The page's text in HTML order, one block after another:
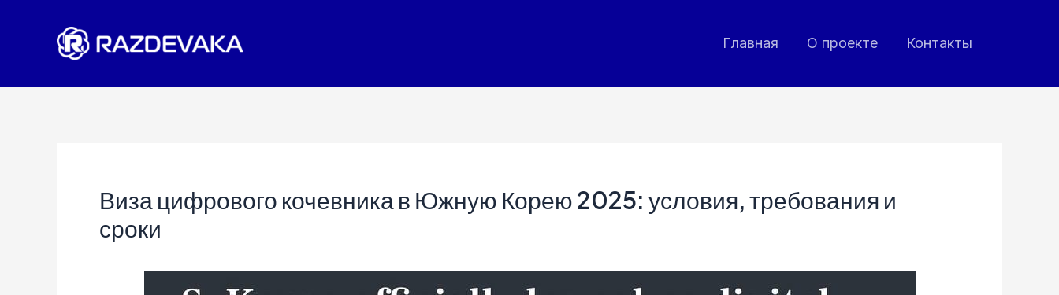
содержимому
Главная О проекте Контакты
Виза цифрового кочевника в Южную Корею 2025: условия, требования и
сроки